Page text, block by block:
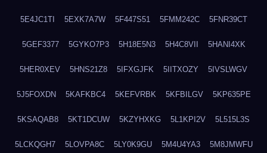
5E4JC1TI 5EXK7A7W 5F447S51 5FMM242C 5FNR39CT
5GEF3377 5GYKO7P3 5H18E5N3 5H4C8VII 5HANI4XK
5HER0XEV 5HNS21Z8 5IFXGJFK 5IITXOZY 5IVSLWGV
5J5FOXDN 5KAFKBC4 5KEFVRBK 5KFBILGV 5KP635PE
5KSAQAB8 5KT1DCUW 5KZYHXKG 5L1KPI2V 5L515L3S
5LCKQGH7 5LOVPA8C 5LY0K9GU 5M4U4YA3 5M8JMWFU